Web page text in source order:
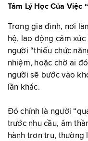
Tâm Lý Học Của Việc
Trong gia đình, nơi
hệ, lao động cảm
người “thiếu chức
nhiệm, hoặc chờ ai
người sẽ bước vào
lần khác.
Đó chính là người
trước nhu cầu, âm
hành trơn tru, thường